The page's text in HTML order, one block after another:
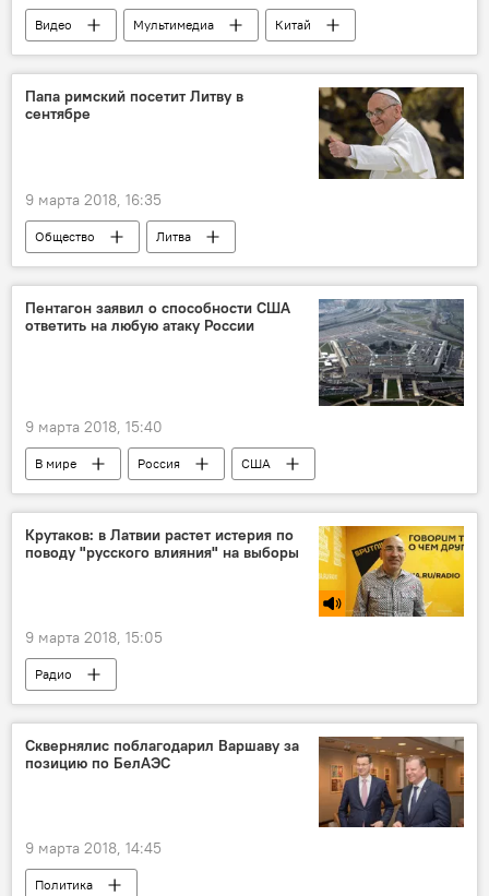
Видео Мультимедиа
Китай
аэропорт
Папа римский посетит Литву в
сентябре
9 марта 2018, 16:35
Общество
Литва
Апостольский визит папы Франциска в страны Балтии
Пентагон заявил о способности США
ответить на любую атаку России
9 марта 2018, 15:40
В мире Россия
США
Москва
Вашингтон Пентагон
Крутаков: в Латвии растет истерия по
поводу "русского влияния" на выборы
9 марта 2018, 15:05
Радио
Сквернялис поблагодарил Варшаву за
позицию по БелАЭС
9 марта 2018, 14:45
Политика